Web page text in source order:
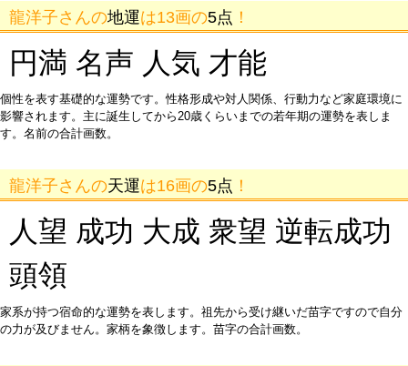
龍洋子さんの地運は13画の5点 ！
円満 名声 人気 才能
個性を表す基礎的な運勢です。性格形成や対人関係、行動力など家庭環境に
影響されます。主に誕生してから20歳くらいまでの若年期の運勢を表しま
す。名前の合計画数。
龍洋子さんの天運は16画の5点 ！
人望 成功 大成 衆望 逆転成功
頭領
家系が持つ宿命的な運勢を表します。祖先から受け継いだ苗字ですので自分
の力が及びません。家柄を象徴します。苗字の合計画数。